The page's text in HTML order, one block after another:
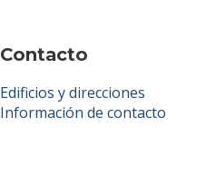
Contacto
Edificios y direcciones
Información de contacto